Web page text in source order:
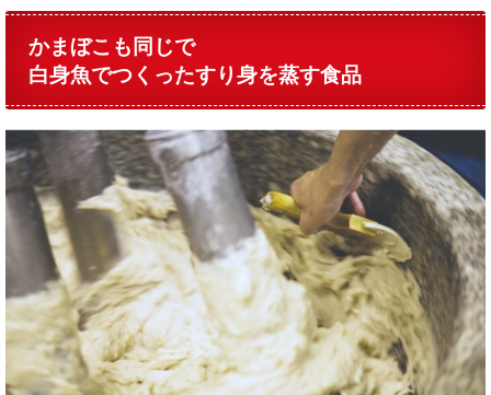
かまぼこも同じで
白身魚でつくったすり身を蒸す食品